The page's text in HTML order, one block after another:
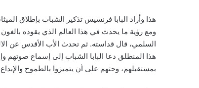
ومع رؤية ما يحدث في هذا العالم الذي يقوده
السلمي، قال قداسته. ثم تحدث الأب الأقدس عن
هذا المنطلق دعا البابا الشباب إلى إسماع
بمستقبلهم، وحثهم على أن يتميزوا بالطموح والإبداع